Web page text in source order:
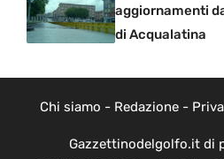
aggiornamenti
di Acqualatina
Chi siamo - Redazione-
Gazzettinodelgolfo.it di